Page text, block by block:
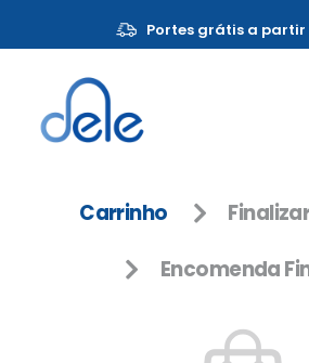
Portes grátis a
Carrinho
Encomenda